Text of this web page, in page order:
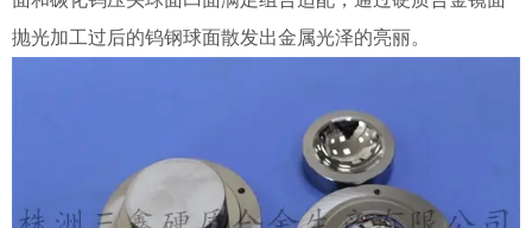
抛光加工过后的钨钢球面散发出金属光泽的亮丽。